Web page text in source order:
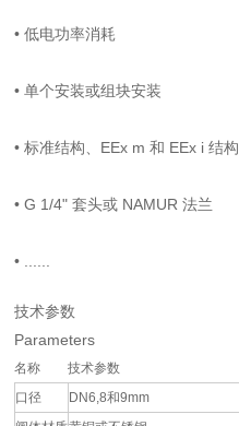
•低电功率消耗
•单个安装或组块安装
•标准结构、EEx m 和 EEx i 结构
•G 1/4" 套头或 NAMUR 法兰
•
技术参数
Parameters
名称
技术参数
口径
DN6,8和9mm